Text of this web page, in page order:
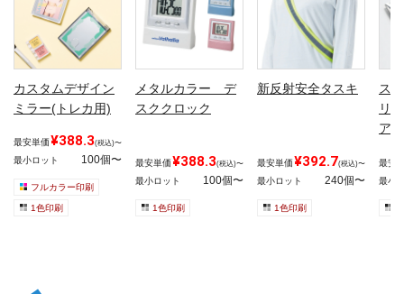
カスタムデザイン
ミラー(トレカ用)
最安単価¥388.3(税込)〜
最小ロット 100個〜
フルカラー印刷
1色印刷
メタルカラー デ
スククロック
最安単価¥388.3(税込)〜
最小ロット 100個〜
1色印刷
新反射安全タスキ
最安単価¥392.7(税込)〜
最小ロット 240個〜
1色印刷
ス
リ
ア
最安
最小